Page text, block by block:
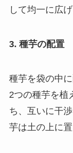
して均一に広げ
3. 種芋の配置
種芋を袋の中
2つの種芋を植
ち、互いに干
芋は土の上に置